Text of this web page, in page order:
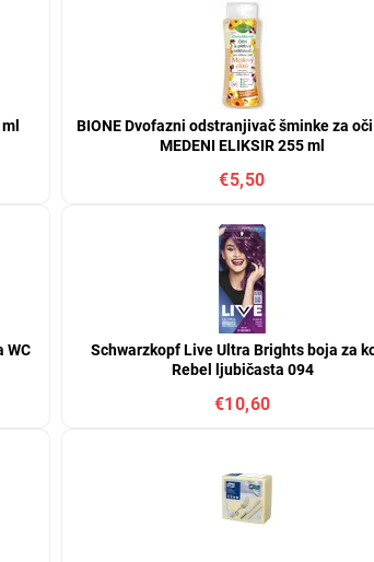
BIONE Dvofazni odstranjivač šminke za
MEDENI ELIKSIR 255 ml
€5,50
WC
Schwarzkopf Live Ultra Brights boja za
Rebel ljubičasta 094
€10,60